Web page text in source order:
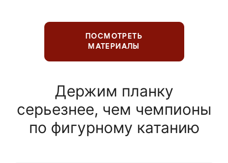
ПОСМОТРЕТЬ
МАТЕРИАЛЫ
Держим планку
серьезнее, чем чемпионы
по фигурному катанию